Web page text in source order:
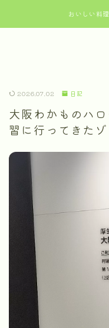
おいしい料
2026.07.02 日記
大阪わかものハ
習に行ってきたゾ